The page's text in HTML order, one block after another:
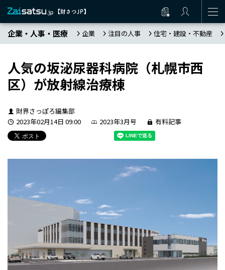
企業・人事・医療 企業 注目の人事 住宅・建設・不動産
人気の坂泌尿器科病院（札幌市西
区）が放射線治療棟
財界さっぽろ編集部
2023年02月14日 09:00
2023年3月号 有料記事